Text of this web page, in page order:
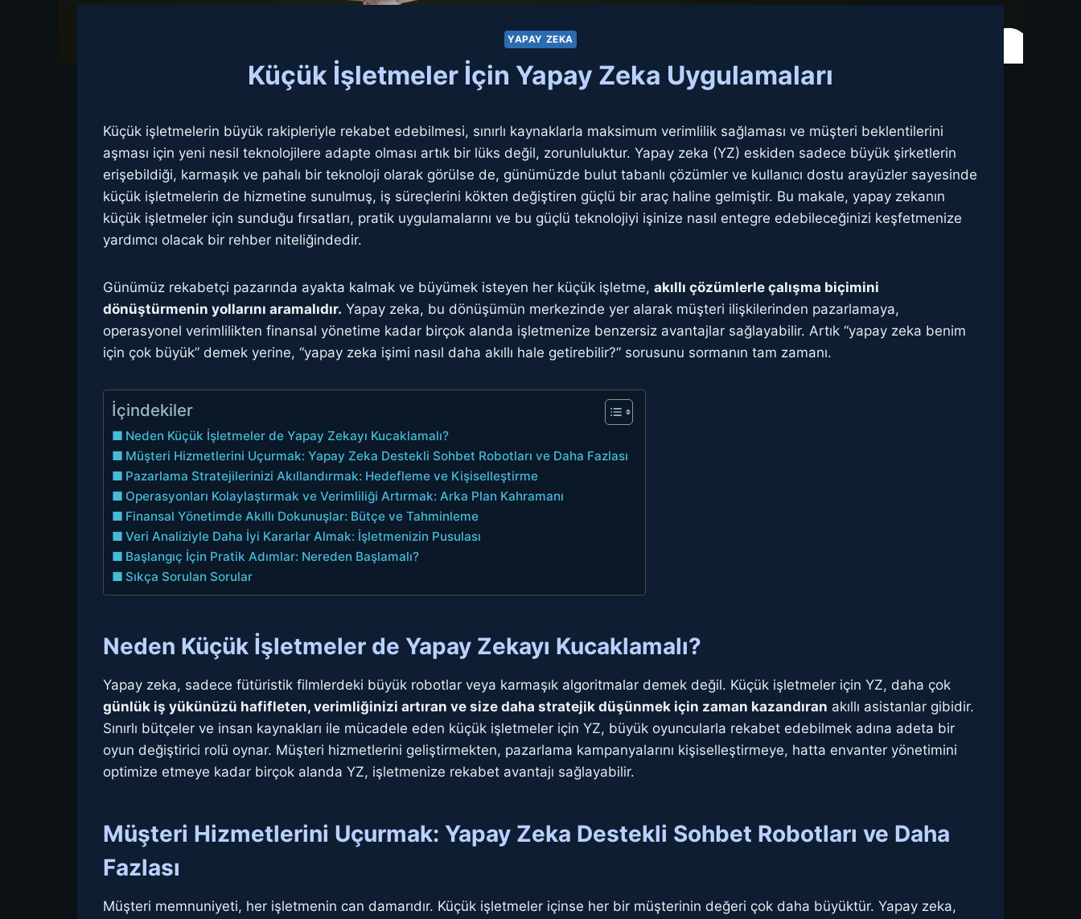
YAPAY ZEKA
Küçük İşletmeler İçin Yapay Zeka Uygulamaları
Küçük işletmelerin büyük rakipleriyle rekabet edebilmesi, sınırlı kaynaklarla maksimum verimlilik sağlaması ve müşteri beklentilerini
aşması için yeni nesil teknolojilere adapte olması artık bir lüks değil, zorunluluktur. Yapay zeka (YZ) eskiden sadece büyük şirketlerin
erişebildiği, karmaşık ve pahalı bir teknoloji olarak görülse de, günümüzde bulut tabanlı çözümler ve kullanıcı dostu arayüzler sayesinde
küçük işletmelerin de hizmetine sunulmuş, iş süreçlerini kökten değiştiren güçlü bir araç haline gelmiştir. Bu makale, yapay zekanın
küçük işletmeler için sunduğu fırsatları, pratik uygulamalarını ve bu güçlü teknolojiyi işinize nasıl entegre edebileceğinizi keşfetmenize
yardımcı olacak bir rehber niteliğindedir.
Günümüz rekabetçi pazarında ayakta kalmak ve büyümek isteyen her küçük işletme, akıllı çözümlerle çalışma biçimini
dönüştürmenin yollarını aramalıdır. Yapay zeka, bu dönüşümün merkezinde yer alarak müşteri ilişkilerinden pazarlamaya,
operasyonel verimlilikten finansal yönetime kadar birçok alanda işletmenize benzersiz avantajlar sağlayabilir. Artık “yapay zeka benim
için çok büyük” demek yerine, “yapay zeka işimi nasıl daha akıllı hale getirebilir?” sorusunu sormanın tam zamanı.
İçindekiler
Neden Küçük İşletmeler de Yapay Zekayı Kucaklamalı?
Müşteri Hizmetlerini Uçurmak: Yapay Zeka Destekli Sohbet Robotları ve Daha Fazlası
Pazarlama Stratejilerinizi Akıllandırmak: Hedefleme ve Kişiselleştirme
Operasyonları Kolaylaştırmak ve Verimliliği Artırmak: Arka Plan Kahramanı
Finansal Yönetimde Akıllı Dokunuşlar: Bütçe ve Tahminleme
Veri Analiziyle Daha İyi Kararlar Almak: İşletmenizin Pusulası
Başlangıç İçin Pratik Adımlar: Nereden Başlamalı?
Sıkça Sorulan Sorular
Neden Küçük İşletmeler de Yapay Zekayı Kucaklamalı?
Yapay zeka, sadece fütüristik filmlerdeki büyük robotlar veya karmaşık algoritmalar demek değil. Küçük işletmeler için YZ, daha çok
günlük iş yükünüzü hafifleten, verimliğinizi artıran ve size daha stratejik düşünmek için zaman kazandıran akıllı asistanlar gibidir.
Sınırlı bütçeler ve insan kaynakları ile mücadele eden küçük işletmeler için YZ, büyük oyuncularla rekabet edebilmek adına adeta bir
oyun değiştirici rolü oynar. Müşteri hizmetlerini geliştirmekten, pazarlama kampanyalarını kişiselleştirmeye, hatta envanter yönetimini
optimize etmeye kadar birçok alanda YZ, işletmenize rekabet avantajı sağlayabilir.
Müşteri Hizmetlerini Uçurmak: Yapay Zeka Destekli Sohbet Robotları ve Daha
Fazlası
Müşteri memnuniyeti, her işletmenin can damarıdır. Küçük işletmeler içinse her bir müşterinin değeri çok daha büyüktür. Yapay zeka,